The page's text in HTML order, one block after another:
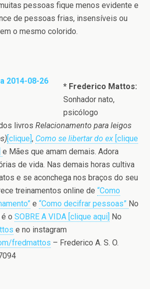
pessoas fique menos evidente e
de pessoas frias, insensíveis ou
o mesmo colorido.
* Frederico Mattos:
Sonhador nato,
psicólogo
livros Relacionamento para leigos
[clique], Como se libertar do ex [clique
e Mães que amam demais. Adora
de vida. Nas demais horas cultiva
e se aconchega nos braços do seu
treinamentos online de “Como
e “Como decifrar pessoas” No
o SOBRE A VIDA [clique aqui] No
e no instagram
fredmattos – Frederico A. S. O.